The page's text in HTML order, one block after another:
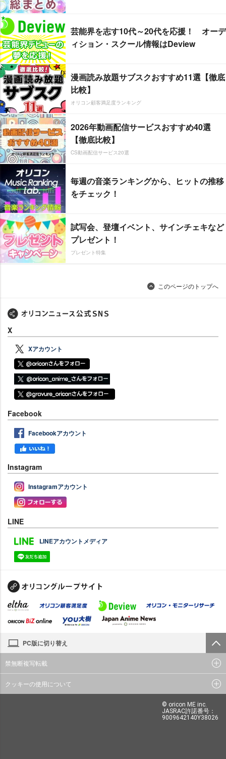
芸能界を志す10代～20代を応援！ オーデ
ィション・スクール情報はDeview
漫画読み放題サブスクおすすめ11選【徹底
比較】
オリコン顧客満足度ランキング
2026年動画配信サービスおすすめ40選
【徹底比較】
CS動画配信サービス20選
毎週の音楽ランキングから、ヒットの推移
をチェック！
試写会、登壇イベント、サインチェキなど
プレゼント！
プレゼント特集
このページのトップへ
X
Xアカウント
Facebook
Facebookアカウント
Instagram
Instagramアカウント
LINE
LINEアカウントメディア
PC版に切り替え
禁無断複写転載
クッキーの使用について
© oricon ME inc.
JASRAC許諾番号：
9009642140Y38026